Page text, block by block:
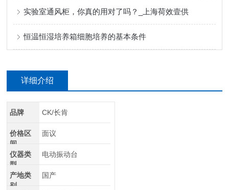
实验室通风柜，你真的用对了吗？_上海荷效壹供
恒温恒湿培养箱细胞培养的基本条件
详细介绍
品牌 CK/长肯
价格区
间
面议
仪器类
型
电动振动台
产地类
别
国产